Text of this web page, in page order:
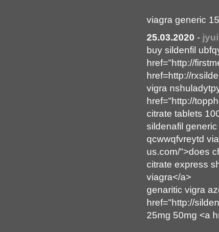
viagra generic
25.03.2020 -
buy sildenfil
href="http://
href=http://
vigra
href="http://
citrate tablets
sildenafil
qcwwqfvreytd
us.com/">does
citrate express
viagra</a>
genaritic vigra
href="http://
25mg 50mg <a